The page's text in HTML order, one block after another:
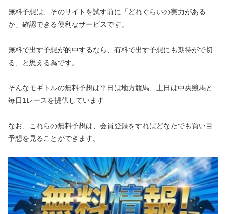
無料予想は、そのサイトを試す前に「どれぐらいの実力がある
か」確認できる便利なサービスです。
無料で出す予想が的中するなら、有料で出す予想にも期待がで切
る、と思える為です。
そんなモギトルの無料予想は平日は地方競馬、土日は中央競馬と
毎日1レースを提供しています
なお、これらの無料予想は、会員登録をすればどなたでも買い目
予想を見ることができます。